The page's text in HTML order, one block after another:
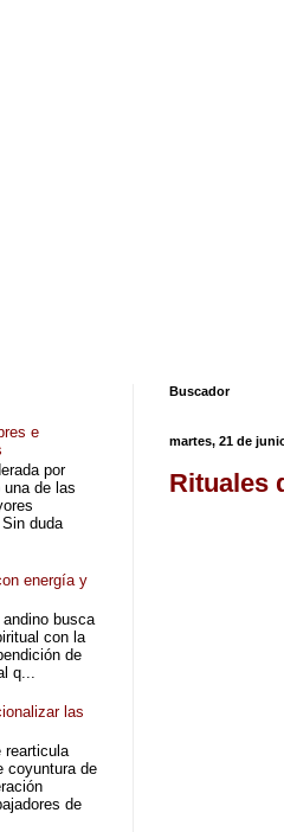
Buscador
martes, 21 de
Rituales
e
por
de las
duda
energía y
andino busca
con la
de
q...
las
rearticula
coyuntura de
de